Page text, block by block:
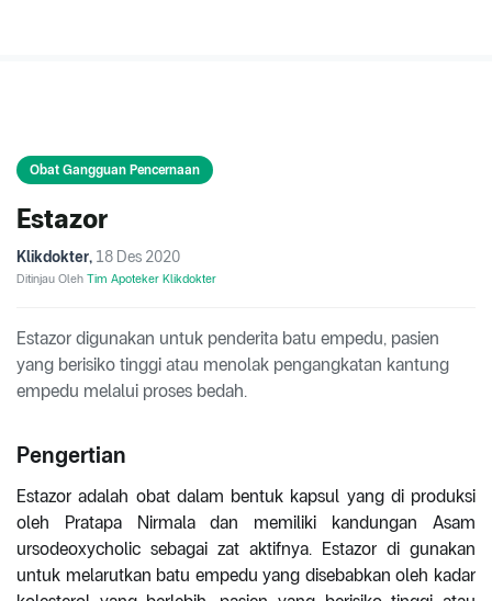
Obat Gangguan Pencernaan
Estazor
Klikdokter, 18 Des 2020
Ditinjau Oleh Tim Apoteker Klikdokter
Estazor digunakan untuk penderita batu empedu, pasien
yang berisiko tinggi atau menolak pengangkatan kantung
empedu melalui proses bedah.
Pengertian
Estazor adalah obat dalam bentuk kapsul yang di produksi
oleh Pratapa Nirmala dan memiliki kandungan Asam
ursodeoxycholic sebagai zat aktifnya. Estazor di gunakan
untuk melarutkan batu empedu yang disebabkan oleh kadar